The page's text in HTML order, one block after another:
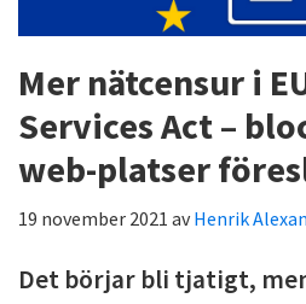
Mer nätcensur i
Services Act –
web-platser
19 november 2021 avHenrik
Det börjar bli tjatigt,